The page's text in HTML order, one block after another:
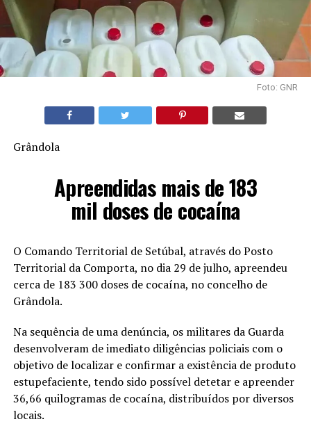
Foto: GNR
Grândola
Apreendidas mais de 183
mil doses de cocaína
O Comando Territorial de Setúbal, através do Posto
Territorial da Comporta, no dia 29 de julho, apreendeu
cerca de 183 300 doses de cocaína, no concelho de
Grândola.
Na sequência de uma denúncia, os militares da Guarda
desenvolveram de imediato diligências policiais com o
objetivo de localizar e confirmar a existência de produto
estupefaciente, tendo sido possível detetar e apreender
36,66 quilogramas de cocaína, distribuídos por diversos
locais.